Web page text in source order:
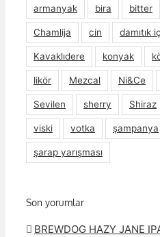
armanyak bira bitter
Chamlija cin damıtık
Kavaklıdere konyak
likör Mezcal Ni&Ce
Sevilen sherry Shiraz
viski votka şampanya
şarap yarışması
Son yorumlar
BREWDOG HAZY JANE